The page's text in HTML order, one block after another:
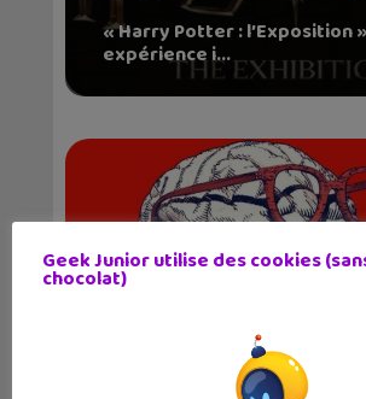
« Harry Potter : l’Exposition
expérience i...
détrompez-vous ! au Qu...
Geek Junior utilise des cookies
chocolat)